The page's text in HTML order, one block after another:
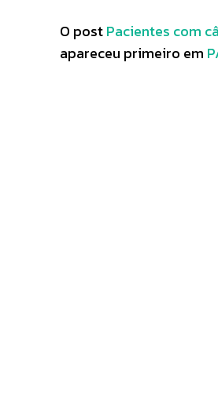
O postPacientes com
apareceu primeiro em